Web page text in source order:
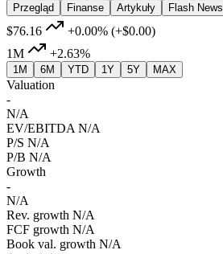
Przegląd
Finanse Artykuły Flash News
$76.16 +0.00% (+$0.00)
1M
+2.63%
1M 6M YTD 1Y 5Y MAX
Valuation
-
N/A
EV/EBITDA N/A
P/S N/A
P/B N/A
Growth
-
N/A
Rev. growth N/A
FCF growth N/A
Book val. growth N/A